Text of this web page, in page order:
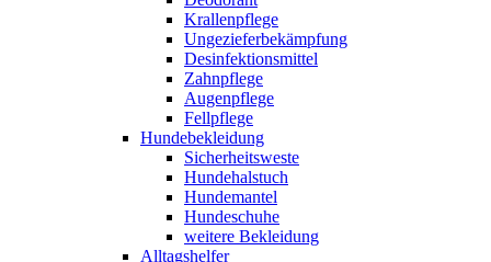
Krallenpflege
Ungezieferbekämpfung
Desinfektionsmittel
Zahnpflege
Augenpflege
Fellpflege
Hundebekleidung
Sicherheitsweste
Hundehalstuch
Hundemantel
Hundeschuhe
weitere Bekleidung
Alltagshelfer